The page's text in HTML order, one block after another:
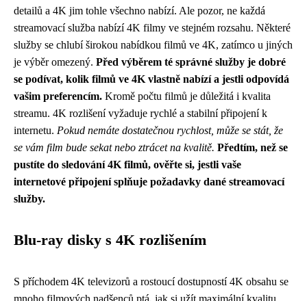
detailů a 4K jim tohle všechno nabízí. Ale pozor, ne každá
streamovací služba nabízí 4K filmy ve stejném rozsahu. Některé
služby se chlubí širokou nabídkou filmů ve 4K, zatímco u jiných
je výběr omezený. Před výběrem té správné služby je dobré
se podívat, kolik filmů ve 4K vlastně nabízí a jestli odpovídá
vašim preferencím. Kromě počtu filmů je důležitá i kvalita
streamu. 4K rozlišení vyžaduje rychlé a stabilní připojení k
internetu. Pokud nemáte dostatečnou rychlost, může se stát, že
se vám film bude sekat nebo ztrácet na kvalitě. Předtím, než se
pustíte do sledování 4K filmů, ověřte si, jestli vaše
internetové připojení splňuje požadavky dané streamovací
služby.
Blu-ray disky s 4K rozlišením
S příchodem 4K televizorů a rostoucí dostupností 4K obsahu se
mnoho filmových nadšenců ptá, jak si užít maximální kvalitu